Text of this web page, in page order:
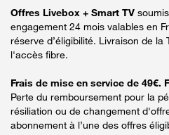
Offres Livebox + Smart TV
engagement 24 mois valables en
réserve d’éligibilité. Livraison de
l'accès fibre.
Frais de mise en service de 49€.
Perte du remboursement pour la
résiliation ou de changement
abonnement à l’une des offres